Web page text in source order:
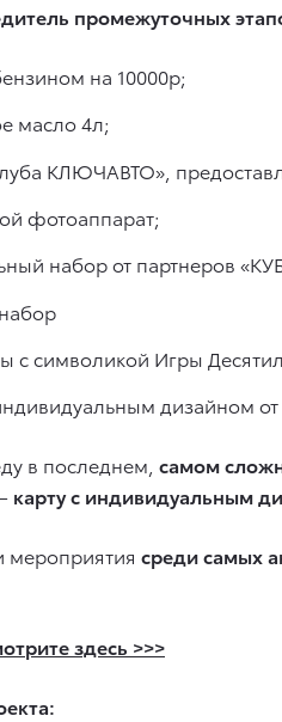
промежуточных
на 10000р;
масло 4л;
КЛЮЧАВТО»,
фотоаппарат;
набор от партнеров
с символикой Игры
дизайном
в последнем, самом
карту с индивидуальным
мероприятия среди самых
здесь >>>